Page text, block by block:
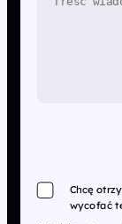
Chcę
wycofać